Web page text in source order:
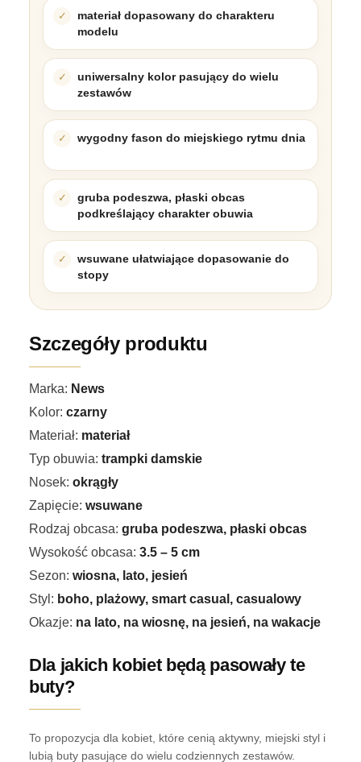
materiał dopasowany do charakteru
modelu
uniwersalny kolor pasujący do wielu
zestawów
wygodny fason do miejskiego rytmu dnia
gruba podeszwa, płaski obcas
podkreślający charakter obuwia
wsuwane ułatwiające dopasowanie do
stopy
Szczegóły produktu
Marka: News
Kolor: czarny
Materiał: materiał
Typ obuwia: trampki damskie
Nosek: okrągły
Zapięcie: wsuwane
Rodzaj obcasa: gruba podeszwa, płaski obcas
Wysokość obcasa: 3.5 – 5 cm
Sezon: wiosna, lato, jesień
Styl: boho, plażowy, smart casual, casualowy
Okazje: na lato, na wiosnę, na jesień, na wakacje
Dla jakich kobiet będą pasowały te
buty?
To propozycja dla kobiet, które cenią aktywny, miejski styl i
lubią buty pasujące do wielu codziennych zestawów.